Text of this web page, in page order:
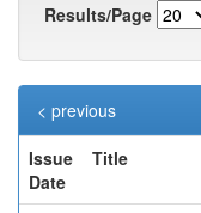
Results/Page
< previous
Issue
Date
Title